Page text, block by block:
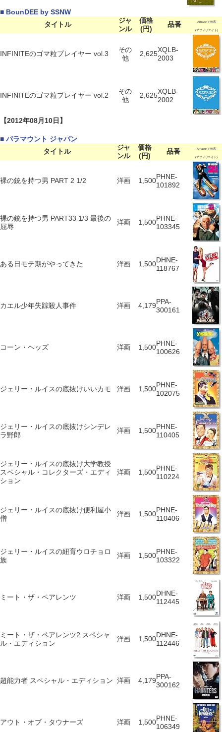
■ BounDEE by SSNW
タイトル
ジャ
ンル
価格
(円)
品番 Amazonで検索
(アフィリエイト)
INFINITEのゴマ粒プレイヤー vol.3
その
他
2,625XQLB-
2003
INFINITEのゴマ粒プレイヤー vol.2
その
他
2,625XQLB-
2002
【2012年08月10日】
■ パラマウント ジャパン
タイトル
ジャ
ンル
価格
(円)
品番 Amazonで検索
(アフィリエイト)
裸の銃を持つ男 PART 2 1/2 洋画 1,500PHNE-
101892
裸の銃を持つ男 PART33 1/3 最後の
屈辱
洋画 1,500PHNE-
103345
ある日モテ期がやってきた 洋画 1,500DHNE-
118767
カエル少年失踪殺人事件 洋画 4,179PPA-
300161
コーン・ヘッズ 洋画 1,500PHNE-
100626
ジェリー・ルイスの底抜けいいカモ 洋画 1,500PHNE-
102075
ジェリー・ルイスの底抜けシンデレ
ラ野郎
洋画 1,500PHNE-
110405
ジェリー・ルイスの底抜け大学教授
スペシャル・コレクターズ・エディ
ション
洋画 1,500PHNE-
110224
ジェリー・ルイスの底抜け便利屋小
僧
洋画 1,500PHNE-
110406
ジェリー・ルイスの紐育ウロチョロ
族
洋画 1,500PHNE-
103322
ミート・ザ・ペアレンツ 洋画 1,500DHNE-
112445
ミート・ザ・ペアレンツ2 スペシャ
ル・エディション
洋画 1,500DHNE-
112446
超能力者 スペシャル・エディション 洋画 4,179PPA-
300162
アウト・オブ・タウナーズ 洋画 1,500PHNE-
106349